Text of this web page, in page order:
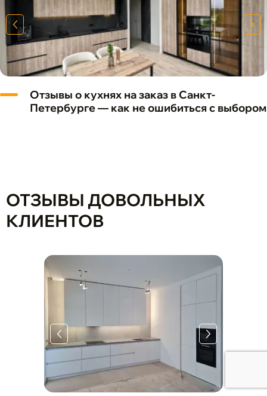
Отзывы о кухнях на заказ в Санкт-
Петербурге — как не ошибиться с выбором
ОТЗЫВЫ ДОВОЛЬНЫХ
КЛИЕНТОВ